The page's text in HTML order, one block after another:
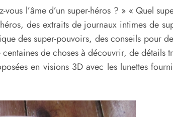
l’âme d’un super-héros ? » « Quel
des extraits de journaux intimes de
des super-pouvoirs, des conseils pour
de choses à découvrir, de détails
en visions 3D avec les lunettes